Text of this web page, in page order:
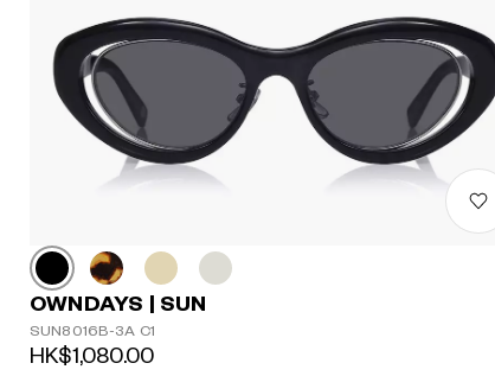
OWNDAYS | SUN
SUN8016B-3A C1
HK$1,080.00